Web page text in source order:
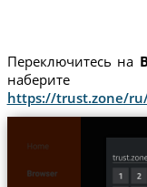
Переключитесь на
https://trust.zone/